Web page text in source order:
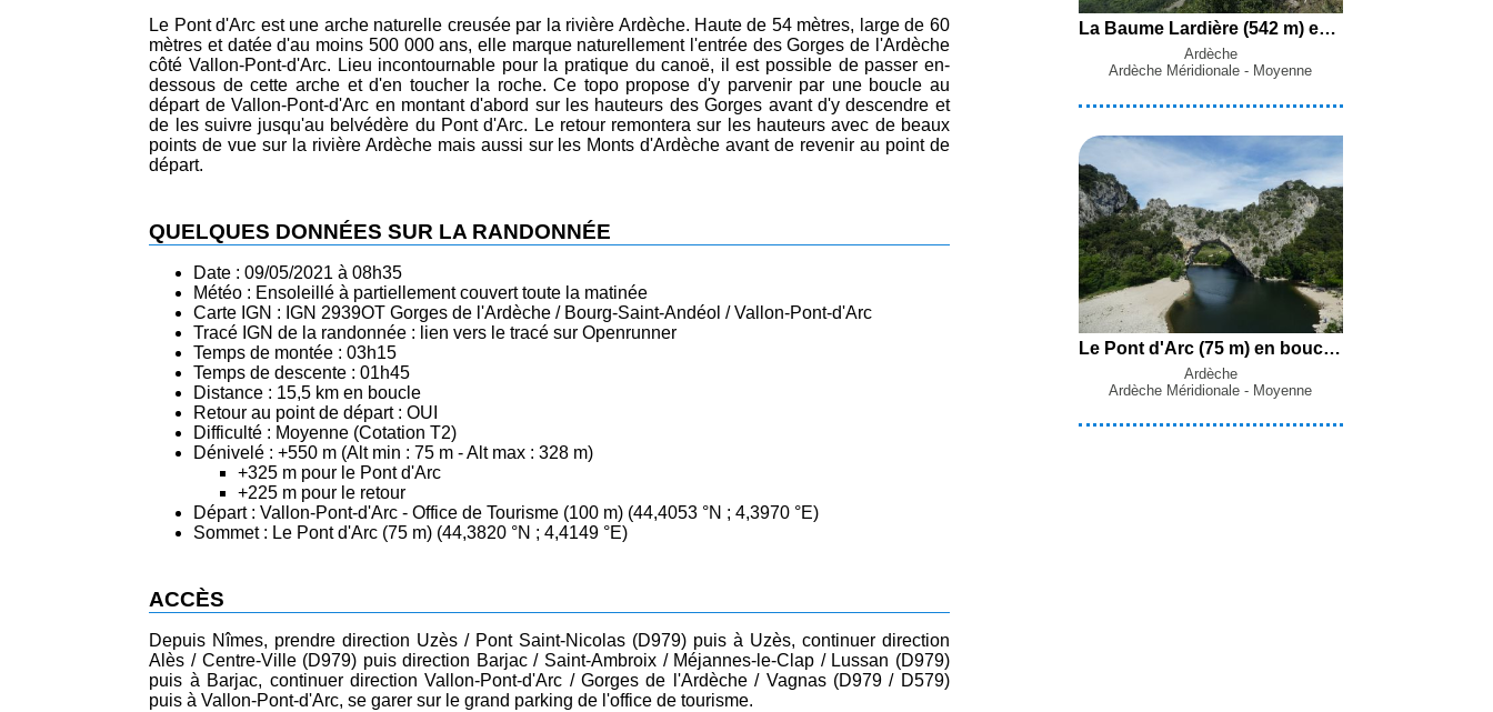
Le Pont d'Arc est une arche naturelle creusée par la rivière Ardèche. Haute de 54 mètres, large de 60
mètres et datée d'au moins 500 000 ans, elle marque naturellement l'entrée des Gorges de l'Ardèche
côté Vallon-Pont-d'Arc. Lieu incontournable pour la pratique du canoë, il est possible de passer en-
dessous de cette arche et d'en toucher la roche. Ce topo propose d'y parvenir par une boucle au
départ de Vallon-Pont-d'Arc en montant d'abord sur les hauteurs des Gorges avant d'y descendre et
de les suivre jusqu'au belvédère du Pont d'Arc. Le retour remontera sur les hauteurs avec de beaux
points de vue sur la rivière Ardèche mais aussi sur les Monts d'Ardèche avant de revenir au point de
départ.
QUELQUES DONNÉES SUR LA RANDONNÉE
Date : 09/05/2021 à 08h35
Météo : Ensoleillé à partiellement couvert toute la matinée
Carte IGN : IGN 2939OT Gorges de l'Ardèche / Bourg-Saint-Andéol / Vallon-Pont-d'Arc
Tracé IGN de la randonnée : lien vers le tracé sur Openrunner
Temps de montée : 03h15
Temps de descente : 01h45
Distance : 15,5 km en boucle
Retour au point de départ : OUI
Difficulté : Moyenne (Cotation T2)
Dénivelé : +550 m (Alt min : 75 m - Alt max : 328 m)
+325 m pour le Pont d'Arc
+225 m pour le retour
Départ : Vallon-Pont-d'Arc - Office de Tourisme (100 m) (44,4053 °N ; 4,3970 °E)
Sommet : Le Pont d'Arc (75 m) (44,3820 °N ; 4,4149 °E)
ACCÈS
Depuis Nîmes, prendre direction Uzès / Pont Saint-Nicolas (D979) puis à Uzès, continuer direction
Alès / Centre-Ville (D979) puis direction Barjac / Saint-Ambroix / Méjannes-le-Clap / Lussan (D979)
puis à Barjac, continuer direction Vallon-Pont-d'Arc / Gorges de l'Ardèche / Vagnas (D979 / D579)
puis à Vallon-Pont-d'Arc, se garer sur le grand parking de l'office de tourisme.
La Baume Lardière (542 m) en boucle par les Travers de Font Garnide et de Roche Gaillère, la Boriette et le Ravin de la Fontaine du Merle depuis Salavas
Ardèche
Ardèche Méridionale - Moyenne
Le Pont d'Arc (75 m) en boucle par la Barthe, le Bois du Roi, Chames et la Combe d'Arc depuis Vallon-Pont-d'Arc
Ardèche
Ardèche Méridionale - Moyenne